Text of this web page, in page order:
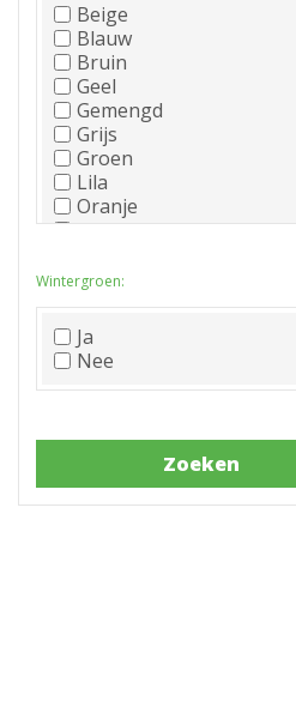
Beige
Blauw
Bruin
Geel
Gemengd
Grijs
Groen
Lila
Oranje
Paars
Roze
Wit
Zwart
Wintergroen:
Ja
Nee